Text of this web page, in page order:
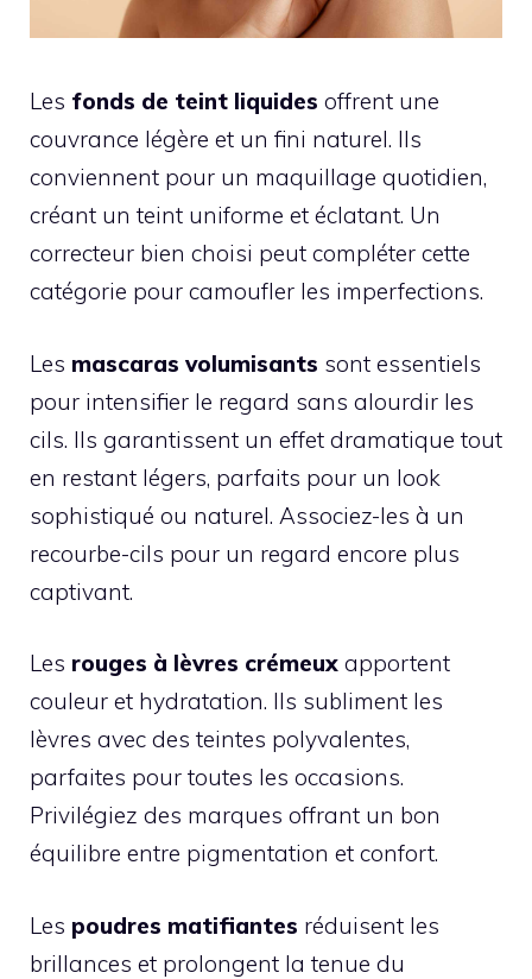
Les fonds de teint liquides offrent une
couvrance légère et un fini naturel. Ils
conviennent pour un maquillage quotidien,
créant un teint uniforme et éclatant. Un
correcteur bien choisi peut compléter cette
catégorie pour camoufler les imperfections.
Les mascaras volumisants sont essentiels
pour intensifier le regard sans alourdir les
cils. Ils garantissent un effet dramatique tout
en restant légers, parfaits pour un look
sophistiqué ou naturel. Associez-les à un
recourbe-cils pour un regard encore plus
captivant.
Les rouges à lèvres crémeux apportent
couleur et hydratation. Ils subliment les
lèvres avec des teintes polyvalentes,
parfaites pour toutes les occasions.
Privilégiez des marques offrant un bon
équilibre entre pigmentation et confort.
Les poudres matifiantes réduisent les
brillances et prolongent la tenue du